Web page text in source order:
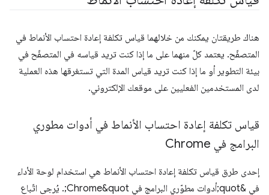
هناك طريقتان يمكنك من خلالهما قياس تكلفة إعادة احتساب الأنماط في
المتصفّح. يعتمد كلّ منهما على ما إذا كنت تريد قياسه في المتصفّح في
بيئة التطوير أو ما إذا كنت تريد قياس المدة التي تستغرقها هذه العملية
لدى المستخدمين الفعليين على موقعك الإلكتروني.
قياس تكلفة إعادة احتساب الأنماط في أدوات مطوري
البرامج في Chrome
إحدى طرق قياس تكلفة إعادة احتساب الأنماط هي استخدام لوحة الأداء
في &quot;أدوات مطوّري البرامج في Chrome&quot;. يُرجى اتّباع